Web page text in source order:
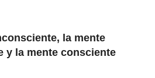
la mente
y la mente consciente